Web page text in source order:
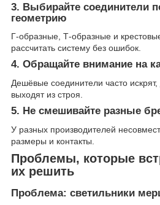
3. Выбирайте соединители
геометрию
Г-образные, Т-образные и
рассчитать систему без ошибок.
4. Обращайте внимание на
Дешёвые соединители часто
выходят из строя.
5. Не смешивайте разные
У разных производителей
размеры и контакты.
Проблемы, которые
их решить
Проблема: светильники